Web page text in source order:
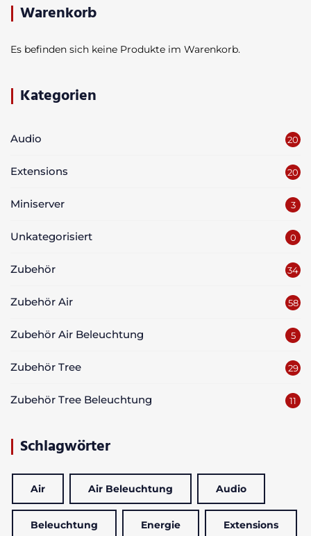
Warenkorb
Es befinden sich keine Produkte im Warenkorb.
Kategorien
Audio 20
Extensions 20
Miniserver 3
Unkategorisiert 0
Zubehör 34
Zubehör Air 58
Zubehör Air Beleuchtung 5
Zubehör Tree 29
Zubehör Tree Beleuchtung 11
Schlagwörter
Air Air Beleuchtung Audio
Beleuchtung Energie Extensions